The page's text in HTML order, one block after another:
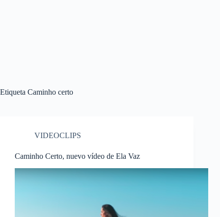
Etiqueta Caminho certo
VIDEOCLIPS
Caminho Certo, nuevo vídeo de Ela Vaz